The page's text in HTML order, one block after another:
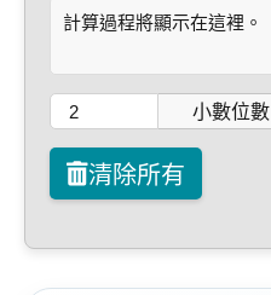
計算過程將顯示在這裡。
小數位數
清除所有